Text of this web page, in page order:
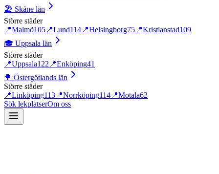
🏖️ Skåne län
Större städer
📍Malmö105 📍Lund114 📍Helsingborg75 📍Kristianstad109
🎓 Uppsala län
Större städer
📍Uppsala122 📍Enköping41
🌳 Östergötlands län
Större städer
📍Linköping113 📍Norrköping114 📍Motala62
Sök lekplatserOm oss